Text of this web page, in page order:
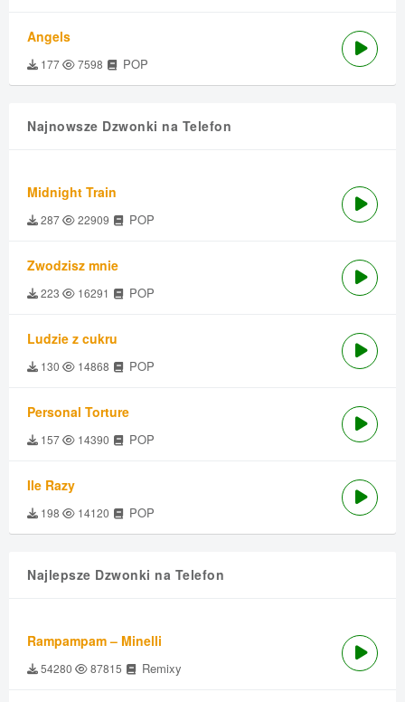
Angels
177 7598 POP
Najnowsze Dzwonki na Telefon
Midnight Train
287 22909 POP
Zwodzisz mnie
223 16291 POP
Ludzie z cukru
130 14868 POP
Personal Torture
157 14390 POP
Ile Razy
198 14120 POP
Najlepsze Dzwonki na Telefon
Rampampam – Minelli
54280 87815 Remixy